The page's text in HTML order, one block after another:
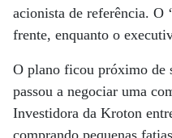
acionista de referência. O
frente, enquanto o
O plano ficou próximo de
passou a negociar uma
Investidora da Kroton
comprando pequenas